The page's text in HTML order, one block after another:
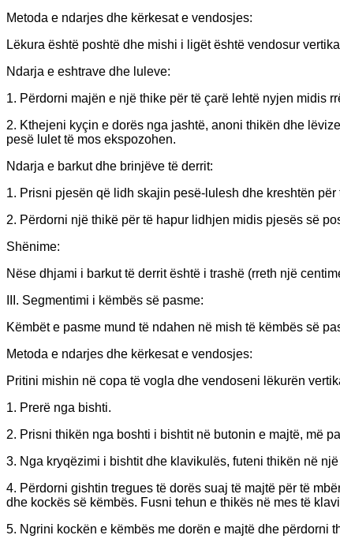
Metoda e ndarjes dhe kërkesat e vendosjes:
Lëkura është poshtë dhe mishi i ligët është vendosur
Ndarja e eshtrave dhe luleve:
1. Përdorni majën e një thike për të çarë lehtë nyjen midis
2. Kthejeni kyçin e dorës nga jashtë, anoni thikën dhe
pesë lulet të mos ekspozohen.
Ndarja e barkut dhe brinjëve të derrit:
1. Prisni pjesën që lidh skajin pesë-lulesh dhe kreshtën për
2. Përdorni një thikë për të hapur lidhjen midis pjesës së
Shënime:
Nëse dhjami i barkut të derrit është i trashë (rreth një
III. Segmentimi i këmbës së pasme:
Këmbët e pasme mund të ndahen në mish të këmbës së
Metoda e ndarjes dhe kërkesat e vendosjes:
Pritini mishin në copa të vogla dhe vendoseni lëkurën
1. Prerë nga bishti.
2. Prisni thikën nga boshti i bishtit në butonin e majtë, më
3. Nga kryqëzimi i bishtit dhe klavikulës, futeni thikën në
4. Përdorni gishtin tregues të dorës suaj të majtë për të
dhe kockës së këmbës. Fusni tehun e thikës në mes të
5. Ngrini kockën e këmbës me dorën e majtë dhe përdorni